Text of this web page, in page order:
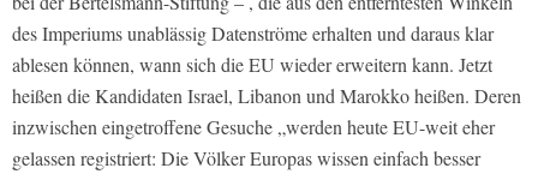
des Imperiums unablässig Datenströme erhalten und daraus klar
ablesen können, wann sich die EU wieder erweitern kann. Jetzt
heißen die Kandidaten Israel, Libanon und Marokko heißen. Deren
inzwischen eingetroffene Gesuche „werden heute EU-weit eher
gelassen registriert: Die Völker Europas wissen einfach besser